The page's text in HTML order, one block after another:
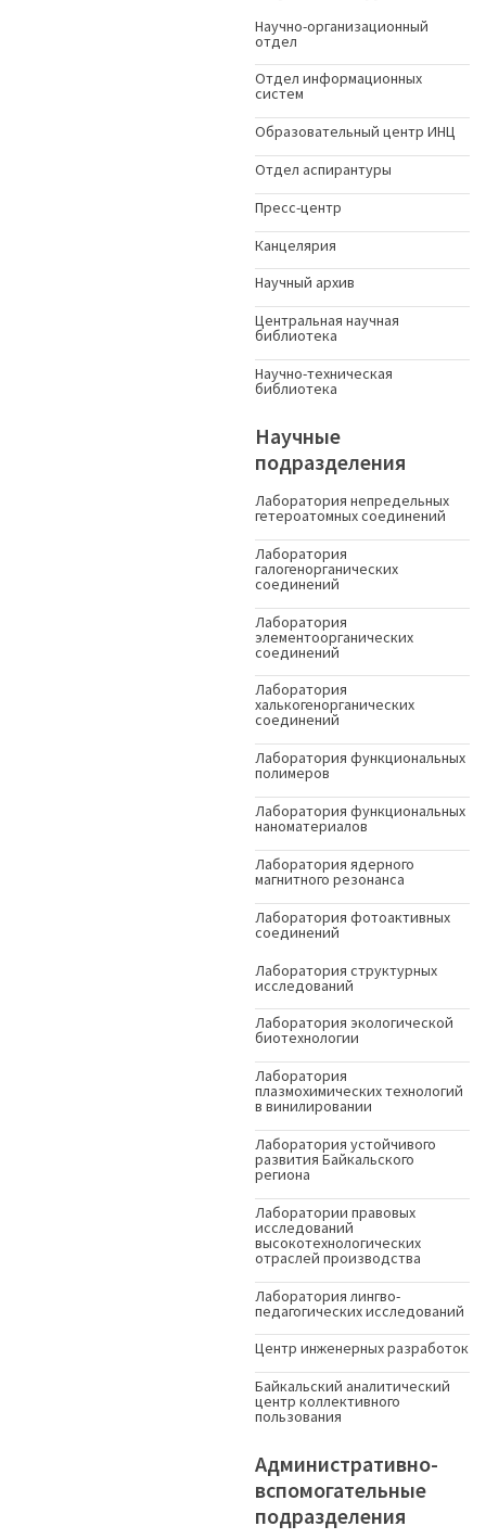
Научно-организационный
отдел
Отдел информационных
систем
Образовательный центр ИНЦ
Отдел аспирантуры
Пресс-центр
Канцелярия
Научный архив
Центральная научная
библиотека
Научно-техническая
библиотека
Научные
подразделения
Лаборатория непредельных
гетероатомных соединений
Лаборатория
галогенорганических
соединений
Лаборатория
элементоорганических
соединений
Лаборатория
халькогенорганических
соединений
Лаборатория функциональных
полимеров
Лаборатория функциональных
наноматериалов
Лаборатория ядерного
магнитного резонанса
Лаборатория фотоактивных
соединений
Лаборатория структурных
исследований
Лаборатория экологической
биотехнологии
Лаборатория
плазмохимических технологий
в винилировании
Лаборатория устойчивого
развития Байкальского
региона
Лаборатории правовых
исследований
высокотехнологических
отраслей производства
Лаборатория лингво-
педагогических исследований
Центр инженерных разработок
Байкальский аналитический
центр коллективного
пользования
Административно-
вспомогательные
подразделения